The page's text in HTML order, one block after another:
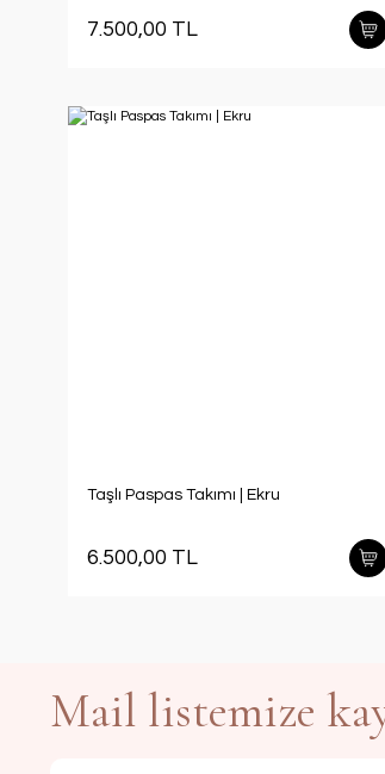
7.500,00 TL
Taşlı Paspas Takımı | Ekru
6.500,00 TL
Mail listemize